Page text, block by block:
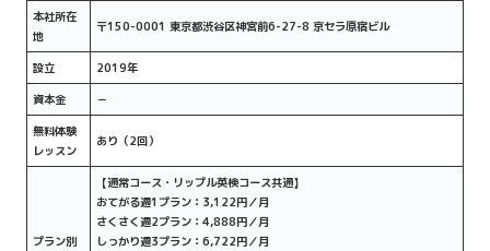
本社所在
地
〒150-0001 東京都渋谷区神宮前6-27-8 京セラ原宿ビル
設立 2019年
資本金 －
無料体験
レッスン
あり（2回）
プラン別
【通常コース・リップル英検コース共通】
おてがる週1プラン：3,122円／月
さくさく週2プラン：4,888円／月
しっかり週3プラン：6,722円／月